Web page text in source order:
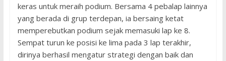
keras untuk meraih podium. Bersama 4 pebalap lainnya
yang berada di grup terdepan, ia bersaing ketat
memperebutkan podium sejak memasuki lap ke 8.
Sempat turun ke posisi ke lima pada 3 lap terakhir,
dirinya berhasil mengatur strategi dengan baik dan